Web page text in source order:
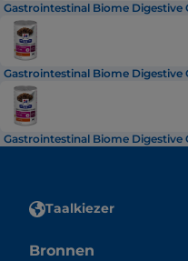
Gastrointestinal Biome
Gastrointestinal Biome
Gastrointestinal Biome
Taalkiezer
Bronnen